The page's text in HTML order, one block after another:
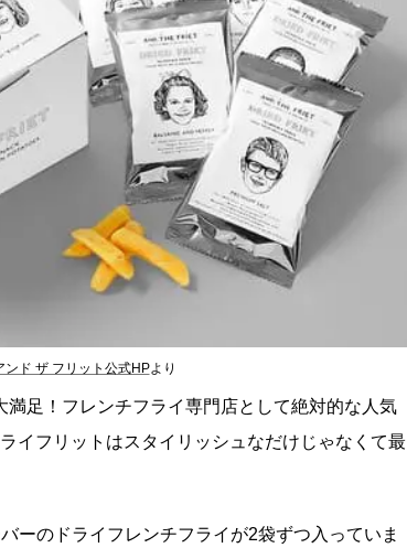
ンド ザ フリット公式HPより
満足！フレンチフライ専門店として絶対的な人気
イフリットはスタイリッシュなだけじゃなくて最
ーのドライフレンチフライが2袋ずつ入っていま